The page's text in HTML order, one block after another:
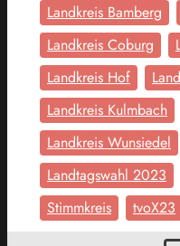
Landkreis Bamberg
Landkreis Coburg
Landkreis Hof
Landkreis Kulmbach
Landkreis Wunsiedel
Landtagswahl 2023
Stimmkreis
tvoX23